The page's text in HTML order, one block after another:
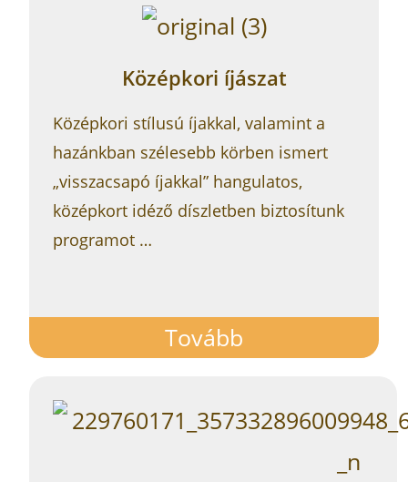
Középkori íjászat
Középkori stílusú íjakkal, valamint a
hazánkban szélesebb körben ismert
„visszacsapó íjakkal” hangulatos,
középkort idéző díszletben biztosítunk
programot …
Tovább